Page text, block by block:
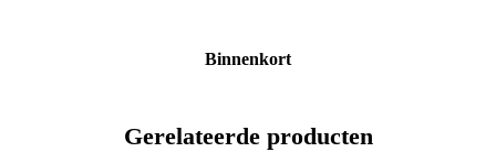
Binnenkort
Gerelateerde producten